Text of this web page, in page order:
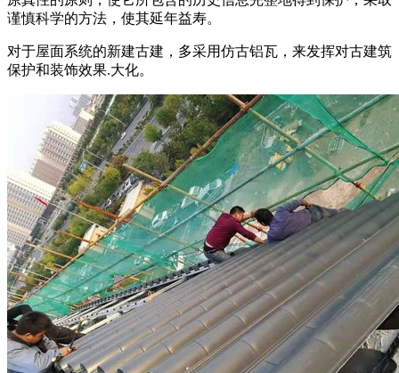
谨慎科学的方法，使其延年益寿。
对于屋面系统的新建古建，多采用仿古铝瓦，来发挥对古建筑
保护和装饰效果.大化。